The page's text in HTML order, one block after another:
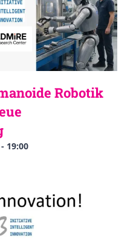
Robotik
- 19:00